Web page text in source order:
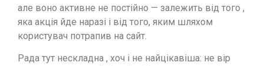
але воно активне не постійно — залежить від того ,
яка акція йде наразі і від того, яким шляхом
користувач потрапив на сайт.
Рада тут нескладна , хоч і не найцікавіша: не вір